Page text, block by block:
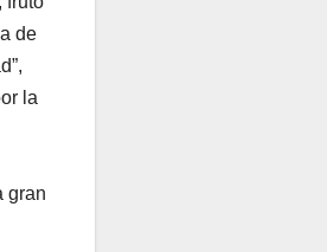
de
la
gran